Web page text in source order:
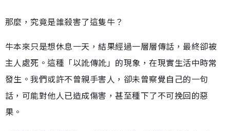
那麼，究竟是誰殺害了這隻牛？
牛本來只是想休息一天，結果經過一層層傳話，最終卻被
主人處死。這種「以訛傳訛」的現象，在現實生活中時常
發生。我們或許不曾親手害人，卻未曾察覺自己的一句
話，可能對他人已造成傷害，甚至種下了不可挽回的惡
果。